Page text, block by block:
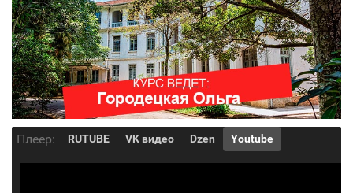
Плеер: RUTUBE VK видео Dzen Youtube